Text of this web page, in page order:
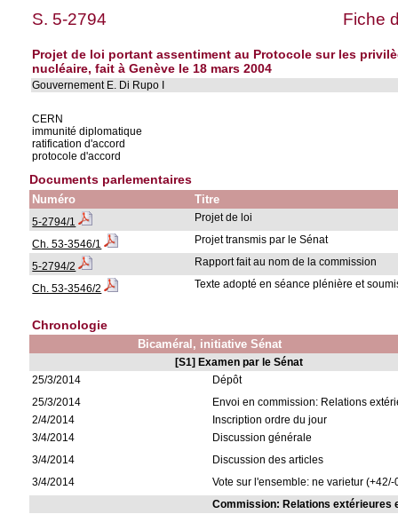
S. 5-2794 Fiche
Projet de loi portant assentiment au Protocole sur les
nucléaire, fait à Genève le 18 mars 2004
Gouvernement E. Di Rupo I
CERN
immunité diplomatique
ratification d'accord
protocole d'accord
Documents parlementaires
Numéro Titre
5-2794/1 Projet de loi
Ch. 53-3546/1 Projet transmis par le Sénat
5-2794/2 Rapport fait au nom de la commission
Ch. 53-3546/2 Texte adopté en séance plénière et
Chronologie
Bicaméral, initiative Sénat
[S1] Examen par le Sénat
25/3/2014
Dépôt
25/3/2014
Envoi en commission: Relations
2/4/2014
Inscription ordre du jour
3/4/2014
Discussion générale
3/4/2014
Discussion des articles
3/4/2014
Vote sur l'ensemble: ne varietur (+42/-
Commission: Relations extérieures